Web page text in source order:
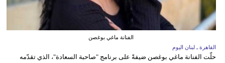
الفنانة ماغي بوغصن
القاهرة ـ لبنان اليوم
حلّت الفنانة ماغي بوغصن ضيفةً على برنامج "صاحبة السعادة"، الذي تقدّمه